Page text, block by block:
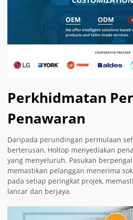
Perkhidmatan
Penawaran
Daripada perundingan permulaan
berterusan, Holtop menyediakan
yang menyeluruh. Pasukan
memastikan pelanggan menerima
pada setiap peringkat projek,
lancar dan berjaya.